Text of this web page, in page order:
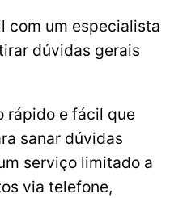
com um especialista
dúvidas gerais
rápido e fácil que
sanar dúvidas
serviço limitado a
via telefone,